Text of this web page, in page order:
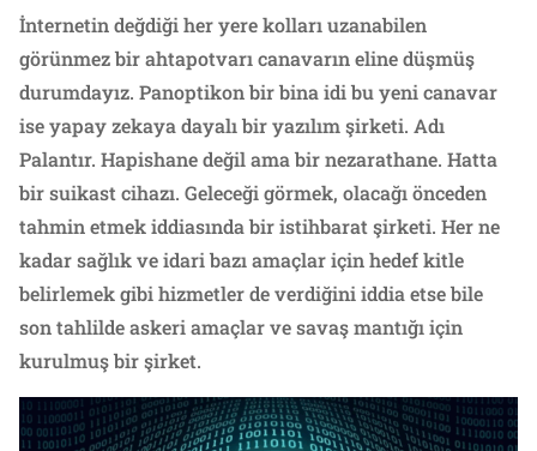
İnternetin değdiği her yere kolları uzanabilen
görünmez bir ahtapotvarı canavarın eline düşmüş
durumdayız. Panoptikon bir bina idi bu yeni canavar
ise yapay zekaya dayalı bir yazılım şirketi. Adı
Palantır. Hapishane değil ama bir nezarathane. Hatta
bir suikast cihazı. Geleceği görmek, olacağı önceden
tahmin etmek iddiasında bir istihbarat şirketi. Her ne
kadar sağlık ve idari bazı amaçlar için hedef kitle
belirlemek gibi hizmetler de verdiğini iddia etse bile
son tahlilde askeri amaçlar ve savaş mantığı için
kurulmuş bir şirket.